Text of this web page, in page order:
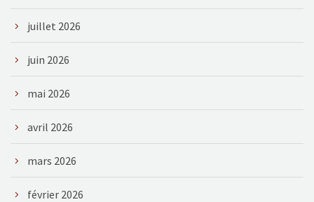
juillet 2026
juin 2026
mai 2026
avril 2026
mars 2026
février 2026